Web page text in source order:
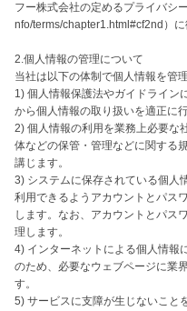
フー株式会社の定めるプライバシ
nfo/terms/chapter1.html#cf2nd）に
2.個人情報の管理について
当社は以下の体制で個人情報を管理
1) 個人情報保護法やガイドライン
から個人情報の取り扱いを適正に
2) 個人情報の利用を業務上必要な
体などの保管・管理などに関する
講じます。
3) システムに保存されている個人
利用できるようアカウントとパス
します。なお、アカウントとパス
理します。
4) インターネットによる個人情報
のため、必要なウェブページに業
す。
5) サービスに支障が生じないこと